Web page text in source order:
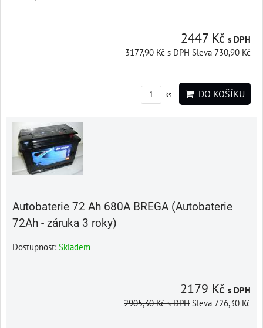
2447 Kč s DPH
3177,90 Kčs DPH Sleva 730,90 Kč
ks DO KOŠÍKU
Autobaterie 72 Ah 680A BREGA (Autobaterie
72Ah - záruka 3 roky)
Dostupnost: Skladem
2179 Kč s DPH
2905,30 Kčs DPH Sleva 726,30 Kč